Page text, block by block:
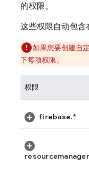
的权限。
这些权限自动包含
如果您要创建自
下每项权限。
权限
firebase.*